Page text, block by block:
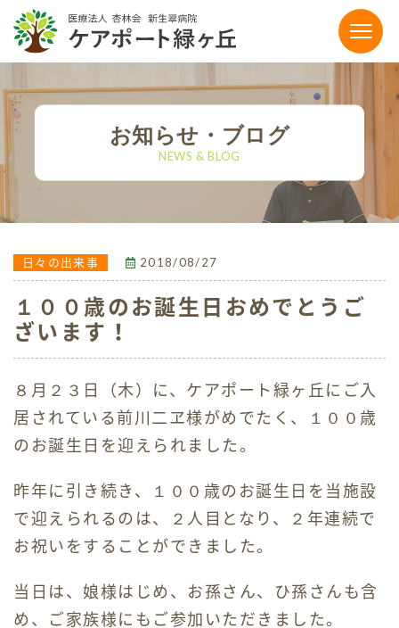
お知らせ・ブログ
NEWS & BLOG
日々の出来事 2018/08/27
１００歳のお誕生日おめでとうご
ざいます！
８月２３日（木）に、ケアポート緑ヶ丘にご入
居されている前川二ヱ様がめでたく、１００歳
のお誕生日を迎えられました。
昨年に引き続き、１００歳のお誕生日を当施設
で迎えられるのは、２人目となり、２年連続で
お祝いをすることができました。
当日は、娘様はじめ、お孫さん、ひ孫さんも含
め、ご家族様にもご参加いただきました。
〒864-0041 熊本県荒尾市荒尾4186-15
0968-65-5111
【お電話受付時間】平日9:00〜17:00
施設のご案内
ホームヘルパー
デイケア
ケアマネジャー
採用情報